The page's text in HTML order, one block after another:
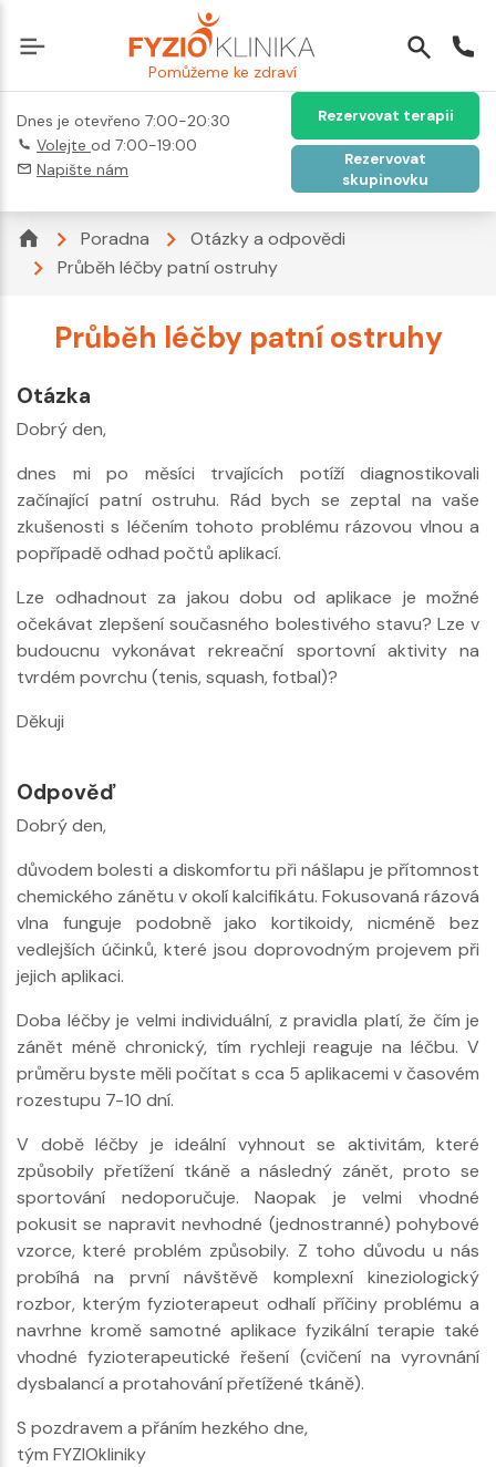
Pomůžeme ke zdraví
Dnes je otevřeno 7:00-20:30
Volejte od 7:00-19:00
Napište nám
Rezervovat terapii
Rezervovat
skupinovku
Poradna
Otázky a odpovědi
Průběh léčby patní ostruhy
Průběh léčby patní ostruhy
Otázka
Dobrý den,
dnes mi po měsíci trvajících potíží diagnostikovali
začínající patní ostruhu. Rád bych se zeptal na vaše
zkušenosti s léčením tohoto problému rázovou vlnou a
popřípadě odhad počtů aplikací.
Lze odhadnout za jakou dobu od aplikace je možné
očekávat zlepšení současného bolestivého stavu? Lze v
budoucnu vykonávat rekreační sportovní aktivity na
tvrdém povrchu (tenis, squash, fotbal)?
Děkuji
Odpověď
Dobrý den,
důvodem bolesti a diskomfortu při nášlapu je přítomnost
chemického zánětu v okolí kalcifikátu. Fokusovaná rázová
vlna funguje podobně jako kortikoidy, nicméně bez
vedlejších účinků, které jsou doprovodným projevem při
jejich aplikaci.
Doba léčby je velmi individuální, z pravidla platí, že čím je
zánět méně chronický, tím rychleji reaguje na léčbu. V
průměru byste měli počítat s cca 5 aplikacemi v časovém
rozestupu 7-10 dní.
V době léčby je ideální vyhnout se aktivitám, které
způsobily přetížení tkáně a následný zánět, proto se
sportování nedoporučuje. Naopak je velmi vhodné
pokusit se napravit nevhodné (jednostranné) pohybové
vzorce, které problém způsobily. Z toho důvodu u nás
probíhá na první návštěvě komplexní kineziologický
rozbor, kterým fyzioterapeut odhalí příčiny problému a
navrhne kromě samotné aplikace fyzikální terapie také
vhodné fyzioterapeutické řešení (cvičení na vyrovnání
dysbalancí a protahování přetížené tkáně).
S pozdravem a přáním hezkého dne,
tým FYZIOkliniky